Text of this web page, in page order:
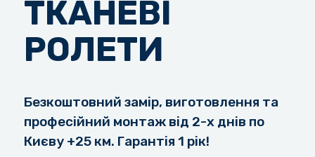
ТКАНЕВІ
РОЛЕТИ
Безкоштовний замір, виготовлення та
професійний монтаж від 2-х днів по
Києву +25 км. Гарантія 1 рік!